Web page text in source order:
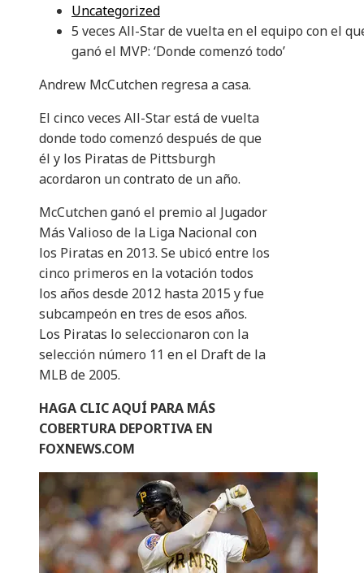
Uncategorized
5 veces All-Star de vuelta en el equipo con el
ganó el MVP: ‘Donde comenzó todo’
Andrew McCutchen regresa a casa.
El cinco veces All-Star está de vuelta
donde todo comenzó después de que
él y los Piratas de Pittsburgh
acordaron un contrato de un año.
McCutchen ganó el premio al Jugador
Más Valioso de la Liga Nacional con
los Piratas en 2013. Se ubicó entre los
cinco primeros en la votación todos
los años desde 2012 hasta 2015 y fue
subcampeón en tres de esos años.
Los Piratas lo seleccionaron con la
selección número 11 en el Draft de la
MLB de 2005.
HAGA CLIC AQUÍ PARA MÁS
COBERTURA DEPORTIVA EN
FOXNEWS.COM